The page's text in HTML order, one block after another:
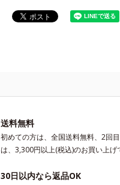
送料無料
初めての方は、全国送料無料、2回
は、3,300円以上(税込)のお買い上げ
30日以内なら返品OK